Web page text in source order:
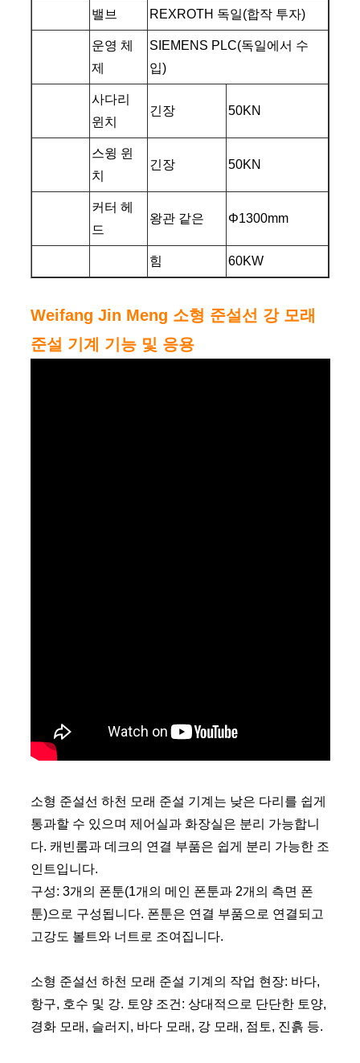
밸브 REXROTH 독일(합작 투자)
운영 체
제
SIEMENS PLC(독일에서 수
입)
사다리
윈치
긴장 50KN
스윙 윈
치
긴장 50KN
커터 헤
드
왕관 같은 Φ1300mm
힘 60KW
Weifang Jin Meng 소형 준설선 강 모래
준설 기계 기능 및 응용
소형 준설선 하천 모래 준설 기계는 낮은 다리를 쉽게
통과할 수 있으며 제어실과 화장실은 분리 가능합니
다. 캐빈룸과 데크의 연결 부품은 쉽게 분리 가능한 조
인트입니다.
구성: 3개의 폰툰(1개의 메인 폰툰과 2개의 측면 폰
툰)으로 구성됩니다. 폰툰은 연결 부품으로 연결되고
고강도 볼트와 너트로 조여집니다.
소형 준설선 하천 모래 준설 기계의 작업 현장: 바다,
항구, 호수 및 강. 토양 조건: 상대적으로 단단한 토양,
경화 모래, 슬러지, 바다 모래, 강 모래, 점토, 진흙 등.